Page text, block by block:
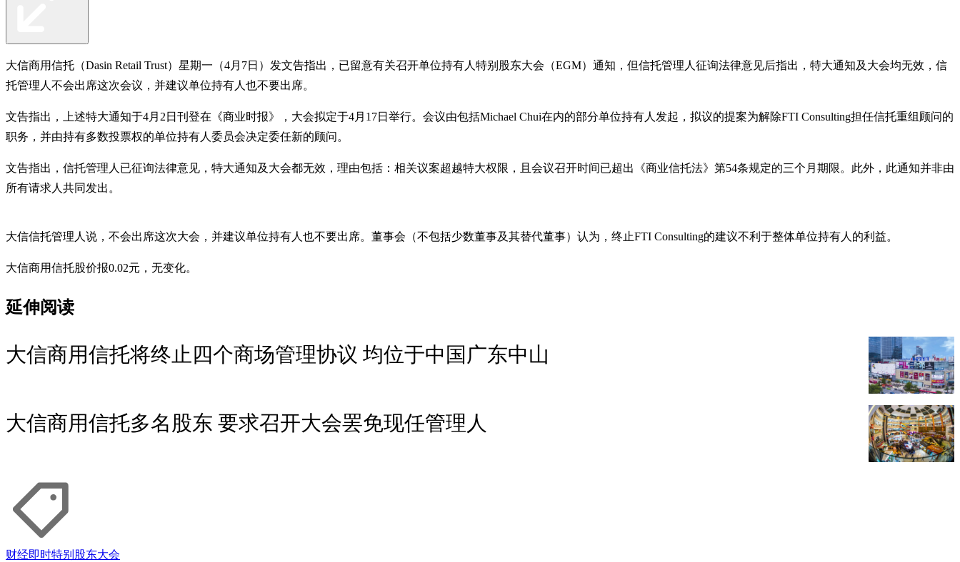
大信商用信托（Dasin Retail Trust）星期一（4月7日）发文告指出，已留意有关召开单位持有人特别股东大会（EGM）通知，但信托管理人征询法律意见后指出，特大通知及大会均无效，信
托管理人不会出席这次会议，并建议单位持有人也不要出席。
文告指出，上述特大通知于4月2日刊登在《商业时报》，大会拟定于4月17日举行。会议由包括Michael Chui在内的部分单位持有人发起，拟议的提案为解除FTI Consulting担任信托重组顾问的
职务，并由持有多数投票权的单位持有人委员会决定委任新的顾问。
文告指出，信托管理人已征询法律意见，特大通知及大会都无效，理由包括：相关议案超越特大权限，且会议召开时间已超出《商业信托法》第54条规定的三个月期限。此外，此通知并非由
所有请求人共同发出。
大信信托管理人说，不会出席这次大会，并建议单位持有人也不要出席。董事会（不包括少数董事及其替代董事）认为，终止FTI Consulting的建议不利于整体单位持有人的利益。
大信商用信托股价报0.02元，无变化。
延伸阅读
大信商用信托将终止四个商场管理协议 均位于中国广东中山
大信商用信托多名股东 要求召开大会罢免现任管理人
财经即时特别股东大会